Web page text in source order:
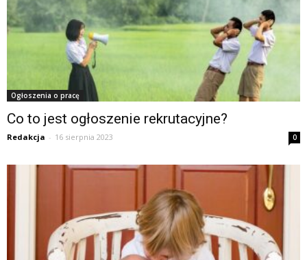
Ogłoszenia o pracę
Co to jest ogłoszenie rekrutacyjne?
Redakcja - 16 sierpnia 2023 0